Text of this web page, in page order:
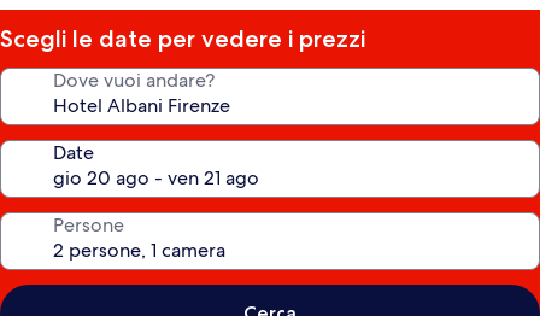
stelle
Scegli le date per vedere i prezzi
Dove vuoi andare?
Date
Persone